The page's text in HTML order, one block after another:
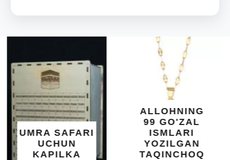
ALLOHNING
99 GO'ZAL
ISMLARI
YOZILGAN
TAQINCHOQ
DIYORIDA
O'SUVCHI
KUNDUR
SHIFOBAXSH
YELIMI: AQL,
XOTIRA VA
UMUMIY
SALOMATLIK
UCHUN
BEBAHO
NE'MAT